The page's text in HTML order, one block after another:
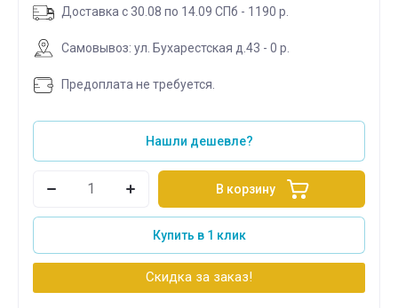
Доставка с 30.08 по 14.09 СПб - 1190 р.
Самовывоз: ул. Бухарестская д.43 - 0 р.
Предоплата не требуется.
Нашли дешевле?
В корзину
Купить в 1 клик
Скидка за заказ!